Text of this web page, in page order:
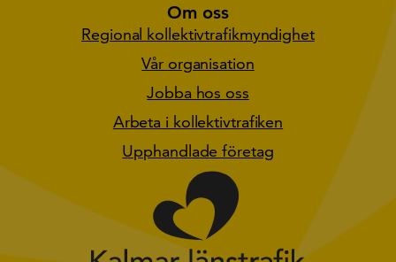
Om oss
Regional kollektivtrafikmyndighet
Vår organisation
Jobba hos oss
Arbeta i kollektivtrafiken
Upphandlade företag
Gå till